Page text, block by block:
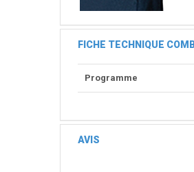
FICHE TECHNIQUE
Programme
AVIS